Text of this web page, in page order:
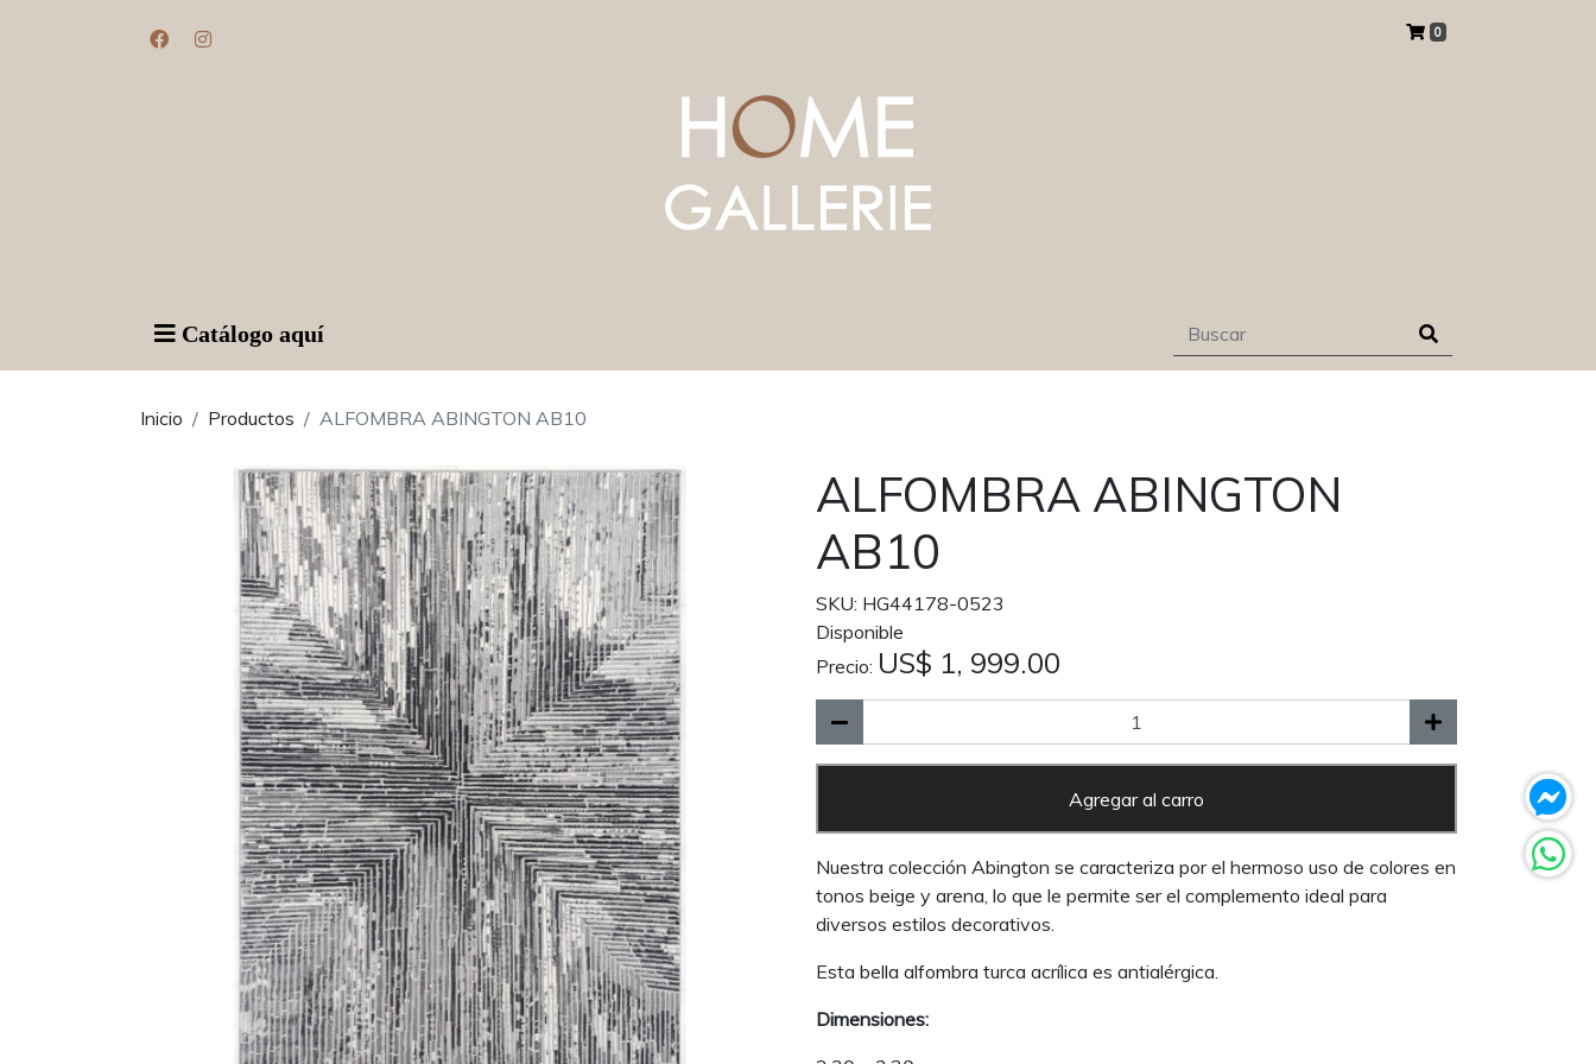
0
Catálogo aquí
Inicio Productos ALFOMBRA ABINGTON AB10
ALFOMBRA ABINGTON
AB10
SKU: HG44178-0523
Disponible
Precio: US$ 1, 999.00
Agregar al carro
Nuestra colección Abington se caracteriza por el hermoso uso de colores en
tonos beige y arena, lo que le permite ser el complemento ideal para
diversos estilos decorativos.
Esta bella alfombra turca acrílica es antialérgica.
Dimensiones: